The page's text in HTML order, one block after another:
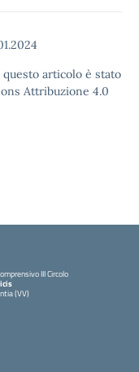
articolo è stato
Attribuzione 4.0
III Circolo
(VV)